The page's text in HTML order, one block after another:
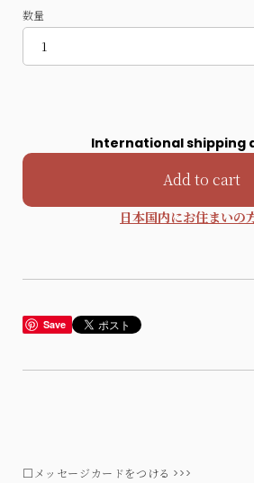
数量
International shipping
Add to cart
日本国内にお住まいの
Save
□メッセージカードをつける >>>